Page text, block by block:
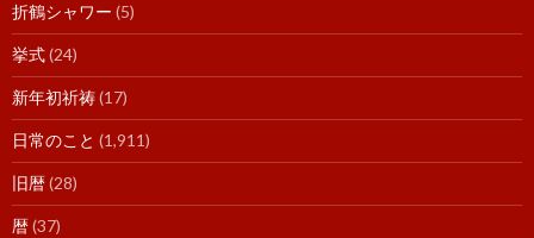
折鶴シャワー (5)
挙式(24)
新年初祈祷(17)
日常のこと (1,911)
旧暦(28)
暦(37)